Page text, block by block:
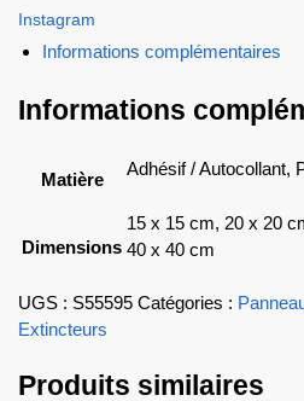
Instagram
Informations complémentaires
Informations
Matière
Adhésif / Autocollant,
Dimensions
15 x 15 cm, 20 x 20
40 x 40 cm
UGS : S55595 Catégories :
Extincteurs
Produits similaires